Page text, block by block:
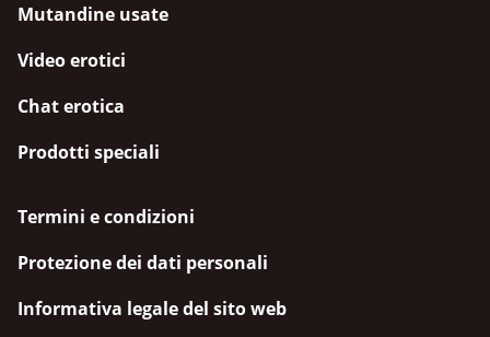
Mutandine usate
Video erotici
Chat erotica
Prodotti speciali
Termini e condizioni
Protezione dei dati personali
Informativa legale del sito web